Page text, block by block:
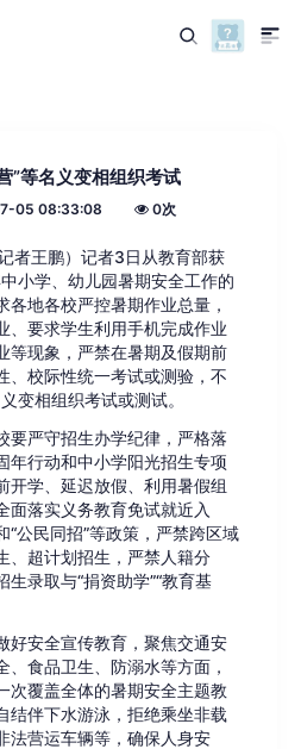
”等名义变相组织考试
05 08:33:08 0次
者王鹏）记者3日从教育部获
小学、幼儿园暑期安全工作的
各地各校严控暑期作业总量，
、要求学生利用手机完成作业
等现象，严禁在暑期及假期前
、校际性统一考试或测验，不
变相组织考试或测试。
要严守招生办学纪律，严格落
年行动和中小学阳光招生专项
开学、延迟放假、利用暑假组
面落实义务教育免试就近入
“公民同招”等政策，严禁跨区域
、超计划招生，严禁人籍分
录取与“捐资助学”“教育基
好安全宣传教育，聚焦交通安
、食品卫生、防溺水等方面，
次覆盖全体的暑期安全主题教
结伴下水游泳，拒绝乘坐非载
法营运车辆等，确保人身安